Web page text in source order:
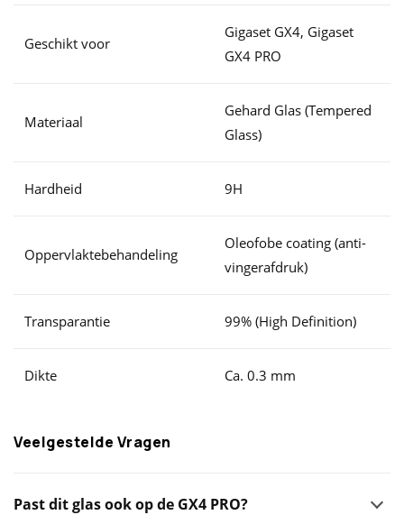
Geschikt voor
Gigaset GX4, Gigaset
GX4 PRO
Materiaal
Gehard Glas (Tempered
Glass)
Hardheid 9H
Oppervlaktebehandeling
Oleofobe coating (anti-
vingerafdruk)
Transparantie 99% (High Definition)
Dikte Ca. 0.3 mm
Veelgestelde Vragen
Past dit glas ook op de GX4 PRO?